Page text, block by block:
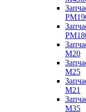
M20
M25
M21
M35